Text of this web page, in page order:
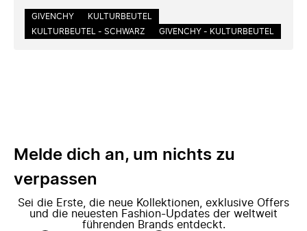
GIVENCHY
KULTURBEUTEL
KULTURBEUTEL - SCHWARZ
GIVENCHY - KULTURBEUTEL
Melde dich an, um nichts zu
verpassen
Sei die Erste, die neue Kollektionen, exklusive Offers
und die neuesten Fashion-Updates der weltweit
führenden Brands entdeckt.